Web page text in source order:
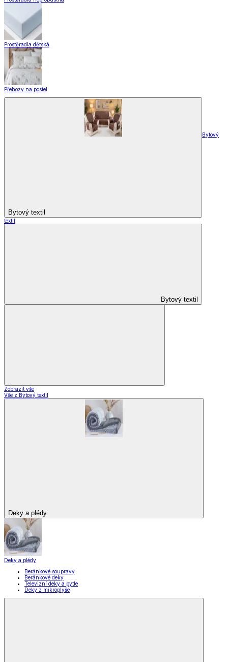
Prostěradla dětská
Přehozy na postel
Bytový textil
Bytový
textil
Bytový textil
Zobrazit vše
Vše z Bytový textil
Deky a plédy
Deky a plédy
Beránkové soupravy
Beránkové deky
Televizní deky a pytle
Deky z mikroplyše